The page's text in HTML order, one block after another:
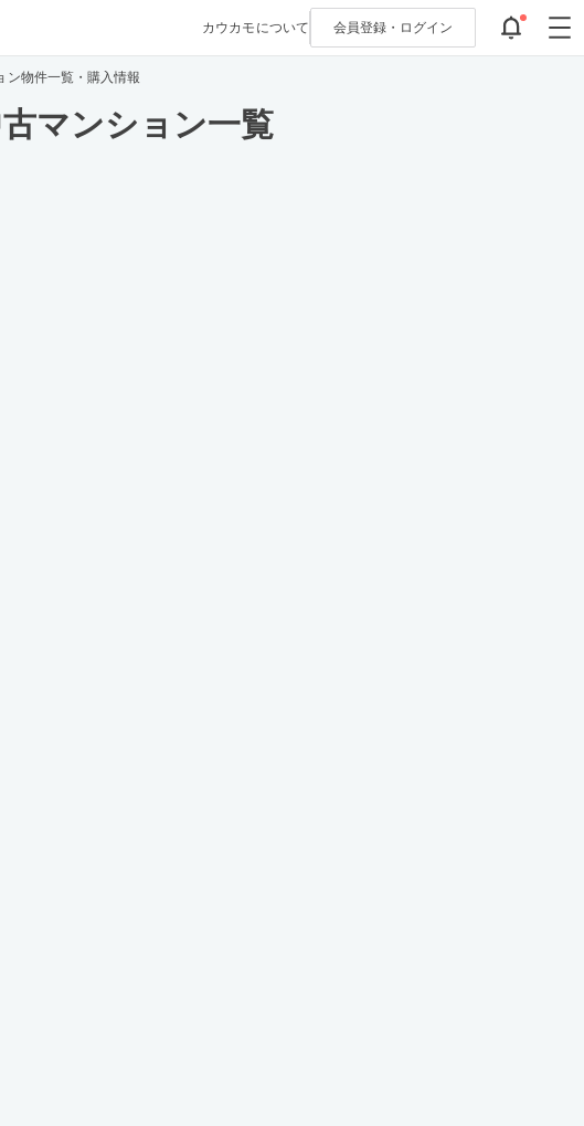
カウカモについて 会員登録・ ログイン
ン物件一覧・購入情報
マンション一覧